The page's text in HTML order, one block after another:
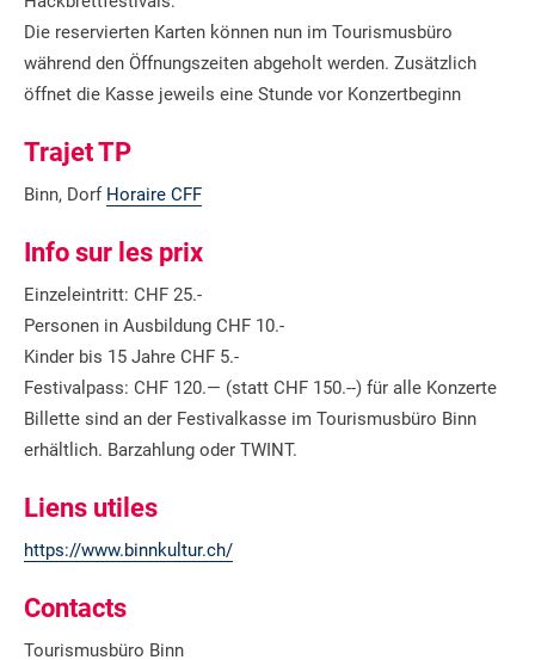
Die reservierten Karten können nun im Tourismusbüro
während den Öffnungszeiten abgeholt werden. Zusätzlich
öffnet die Kasse jeweils eine Stunde vor Konzertbeginn
Trajet TP
Binn, Dorf Horaire CFF
Info sur les prix
Einzeleintritt: CHF 25.-
Personen in Ausbildung CHF 10.-
Kinder bis 15 Jahre CHF 5.-
Festivalpass: CHF 120.— (statt CHF 150.--) für alle Konzerte
Billette sind an der Festivalkasse im Tourismusbüro Binn
erhältlich. Barzahlung oder TWINT.
Liens utiles
https://www.binnkultur.ch/
Contacts
Tourismusbüro Binn